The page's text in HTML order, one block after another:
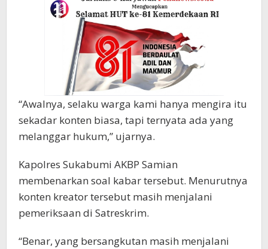
“Awalnya, selaku warga kami hanya mengira itu
sekadar konten biasa, tapi ternyata ada yang
melanggar hukum,” ujarnya.
Kapolres Sukabumi AKBP Samian
membenarkan soal kabar tersebut. Menurutnya
konten kreator tersebut masih menjalani
pemeriksaan di Satreskrim.
“Benar, yang bersangkutan masih menjalani